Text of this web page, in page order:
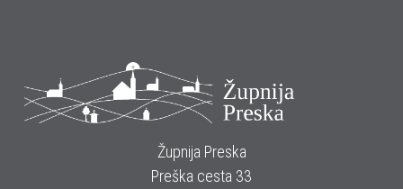
Župnija Preska
Preška cesta 33